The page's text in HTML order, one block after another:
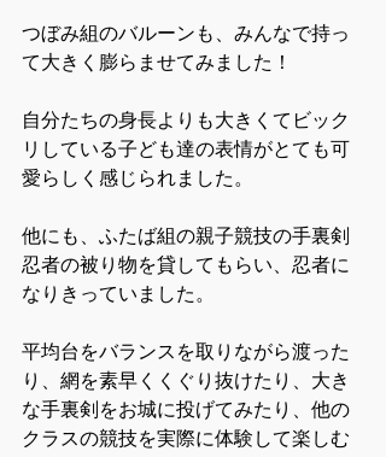
つぼみ組のバルーンも、みんなで持っ
て大きく膨らませてみました！
自分たちの身長よりも大きくてビック
リしている子ども達の表情がとても可
愛らしく感じられました。
他にも、ふたば組の親子競技の手裏剣
忍者の被り物を貸してもらい、忍者に
なりきっていました。
平均台をバランスを取りながら渡った
り、網を素早くくぐり抜けたり、大き
な手裏剣をお城に投げてみたり、他の
クラスの競技を実際に体験して楽しむ